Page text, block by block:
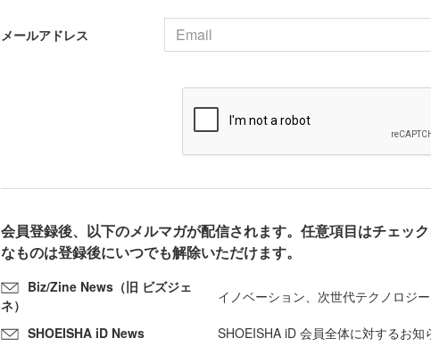
メールアドレス
会員登録後、以下のメルマガが配信されます。任意項目はチェッ
なものは登録後にいつでも解除いただけます。
Biz/Zine News（旧 ビズジェ
ネ）
イノベーション、次世代テクノロジ
SHOEISHA iD News SHOEISHA iD 会員全体に対するお知